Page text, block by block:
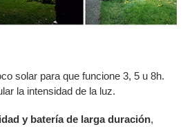
solar para que funcione 3, 5 u 8h.
la intensidad de la luz.
y batería de larga duración,